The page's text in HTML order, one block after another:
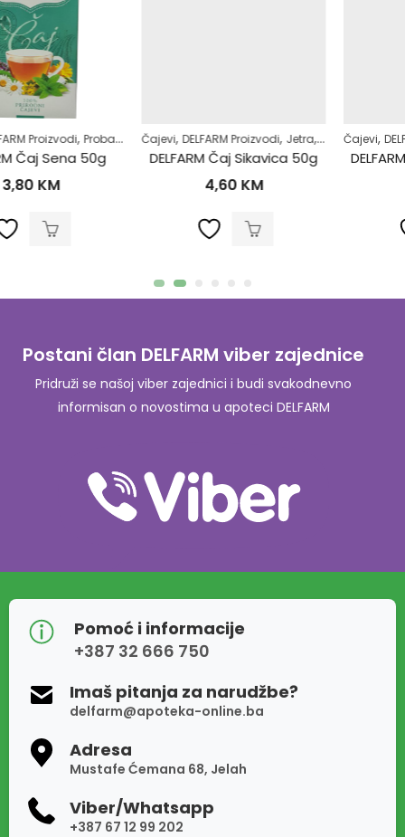
,Žensko zdravlje
Proizvodi,Probavni sistem ,Regulacija stolice-zatvor,Samoliječenje,
Čaj Sena 50g
KM
Čajevi,DELFARM Proizvodi,Jetra, Samoliječenje,
DELFARM Čaj Sikavica 50g
4,60KM
Čajevi,
Postani član DELFARM viber zajednice
Pridruži se našoj viber zajednici i budi svakodnevno
informisan o novostima u apoteci DELFARM
Pomoć i informacije
+387 32 666 750
Imaš pitanja za narudžbe?
delfarm@apoteka-online.ba
Adresa
Mustafe Ćemana 68, Jelah
Viber/Whatsapp
+387 67 12 99 202